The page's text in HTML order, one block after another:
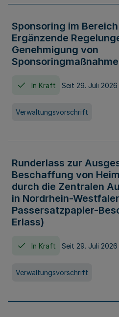
Sponsoring im
Ergänzende
Genehmigung von
In Kraft Seit 29. Juli 2026
Verwaltungsvorschrift
Runderlass zur
Beschaffung von
durch die Zentralen
in Nordrhein-
Passersatzpapier-
Erlass)
In Kraft Seit 29. Juli 2026
Verwaltungsvorschrift